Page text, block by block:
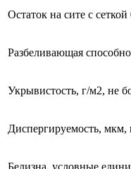
Остаток на сите с
Разбеливающая
Укрывистость, г/м2, не
Диспергируемость, мкм,
Белизна, условные